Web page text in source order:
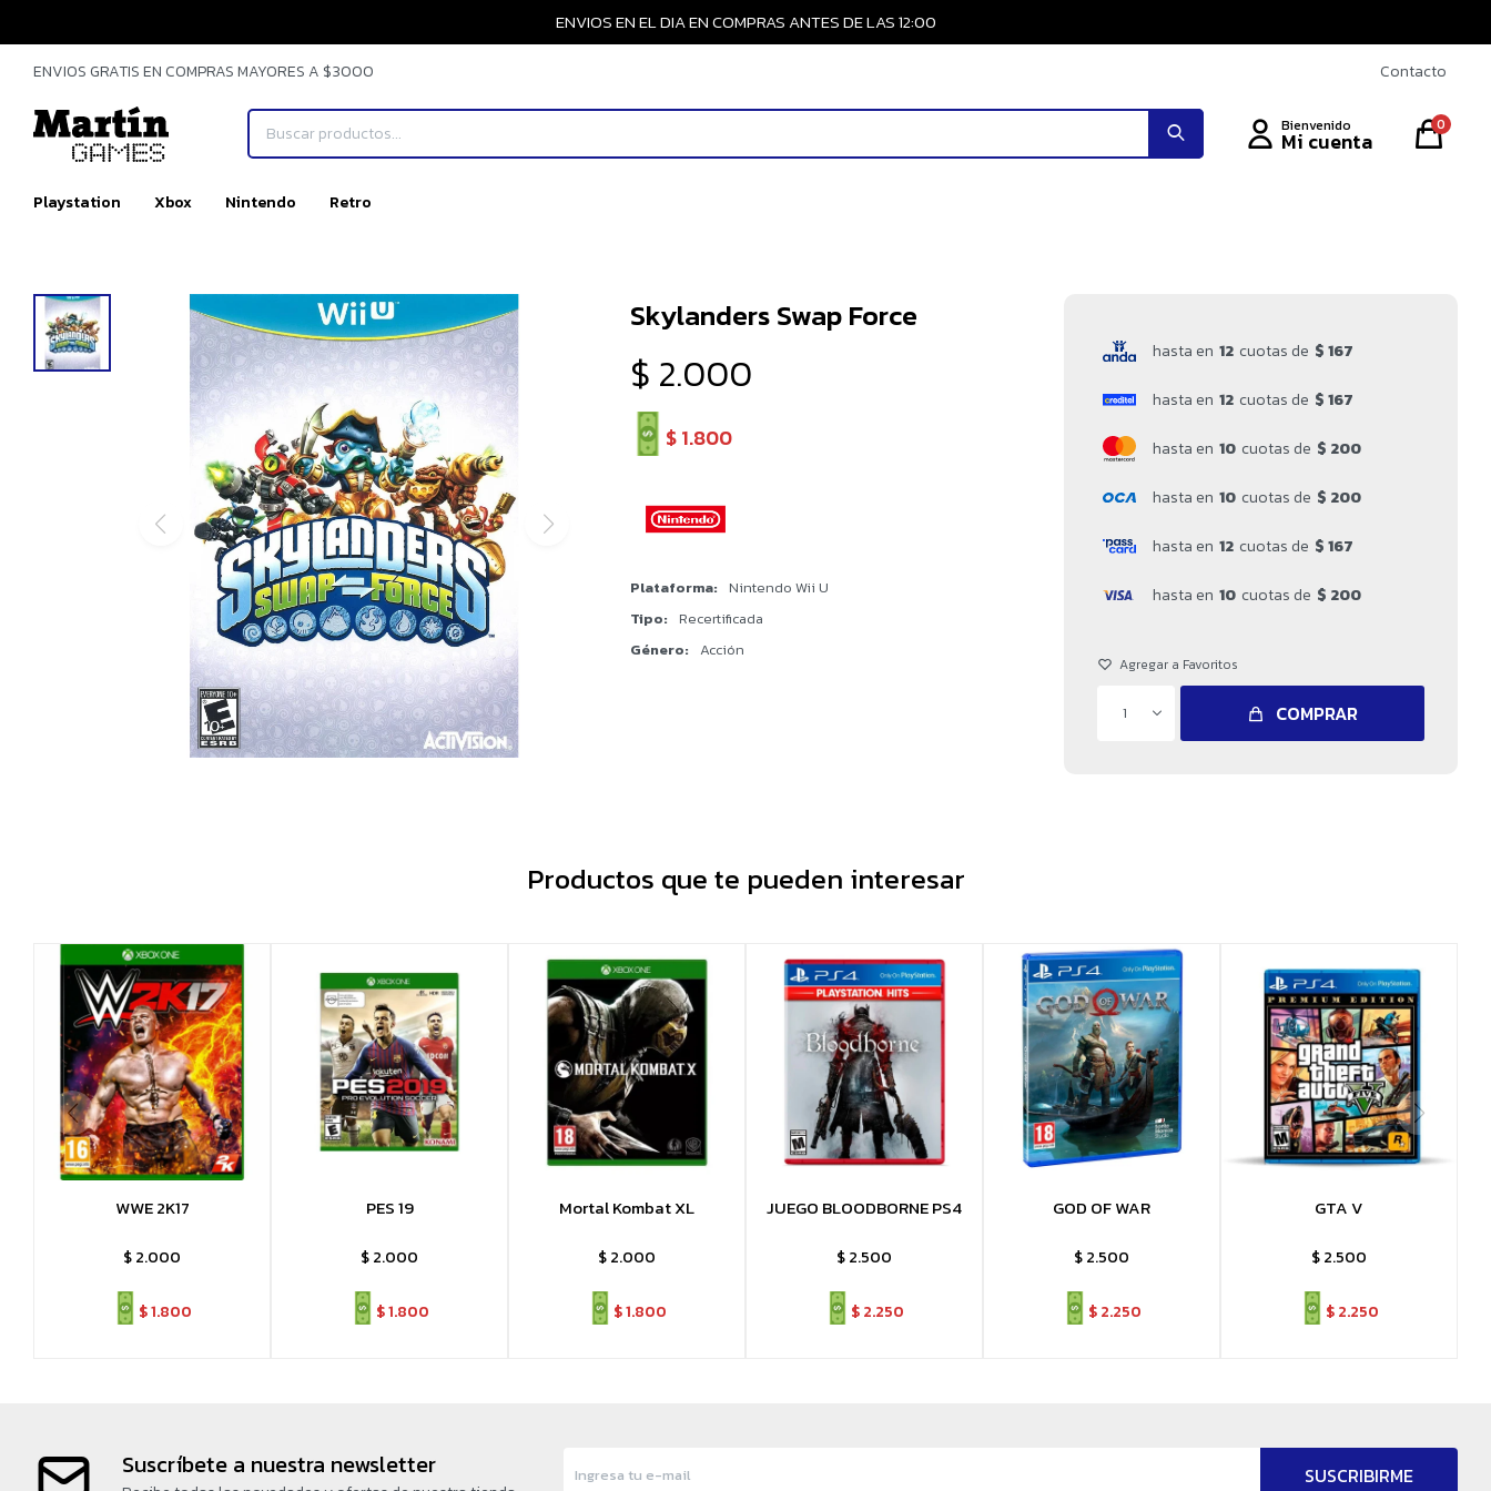
ENVIOS EN EL DIA EN COMPRAS ANTES DE LAS 12:00
Playstation Xbox Nintendo Retro
0
ENVIOS GRATIS EN COMPRAS MAYORES A $3000 Contacto
Skylanders Swap Force
$ 2.000
$1.800
Plataforma
Nintendo Wii U
Tipo
Recertificada
Género
Acción
hasta en 12 cuotas de $ 167
hasta en 12 cuotas de $ 167
hasta en 10 cuotas de $ 200
hasta en 10 cuotas de $ 200
hasta en 12 cuotas de $ 167
hasta en 10 cuotas de $ 200
1 COMPRAR
Productos que te pueden interesar
WWE 2K17
$2.000
$1.800
PES 19
$2.000
$1.800
Mortal Kombat XL
$2.000
$1.800
JUEGO BLOODBORNE PS4
$2.500
$2.250
GOD OF WAR
$2.500
$2.250
GTA V
$2.500
$2.250
Suscríbete a nuestra newsletter SUSCRIBIRME